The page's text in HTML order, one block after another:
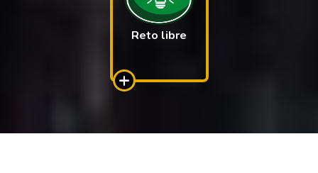
Reto libre
+